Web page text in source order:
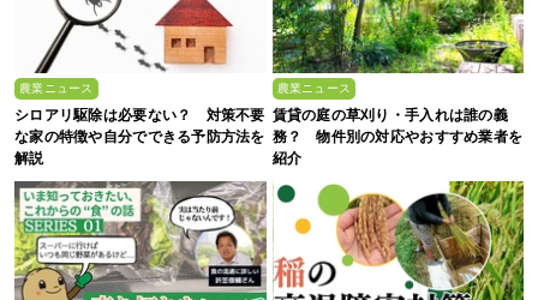
農業ニュース
シロアリ駆除は必要ない？ 対策不要
な家の特徴や自分でできる予防方法を
解説
農業ニュース
賃貸の庭の草刈り・手入れは誰の義
務？ 物件別の対応やおすすめ業者を
紹介